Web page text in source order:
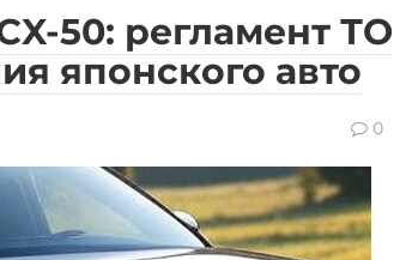
50: регламент ТО
японского авто
0